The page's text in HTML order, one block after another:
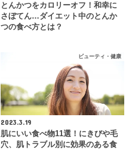
とんかつをカロリーオフ！和幸に
さぼてん…ダイエット中のとんか
つの食べ方とは？
ビューティ・健康
2023.3.19
肌にいい食べ物11選！にきびや毛
穴、肌トラブル別に効果のある食